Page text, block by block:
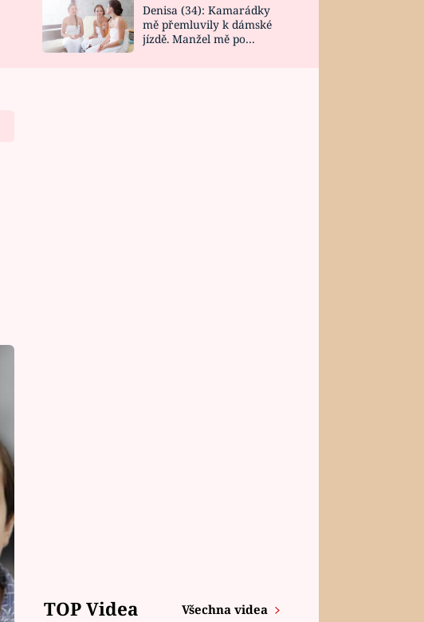
DESIGN
Denisa (34): Kamarádky
mě přemluvily k dámské
jízdě. Manžel mě po
TOP Videa Všechna videa